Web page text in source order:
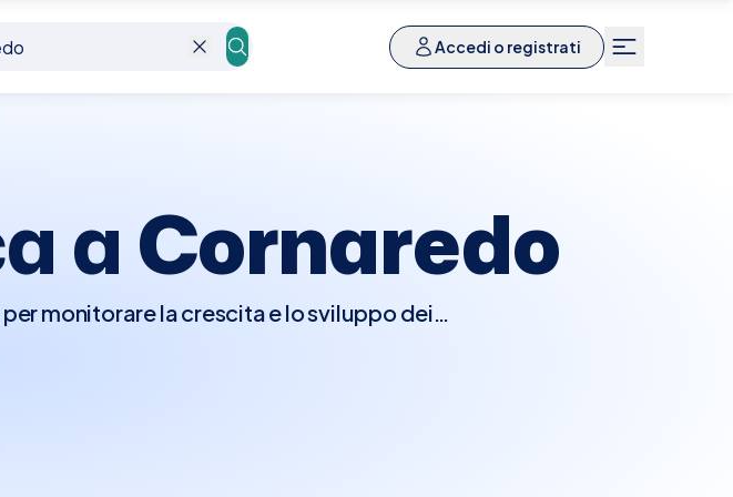
Accedi o registrati
aCornaredo
monitorare la crescita e lo sviluppo dei
di eventuali patologie. Durante la visita, il